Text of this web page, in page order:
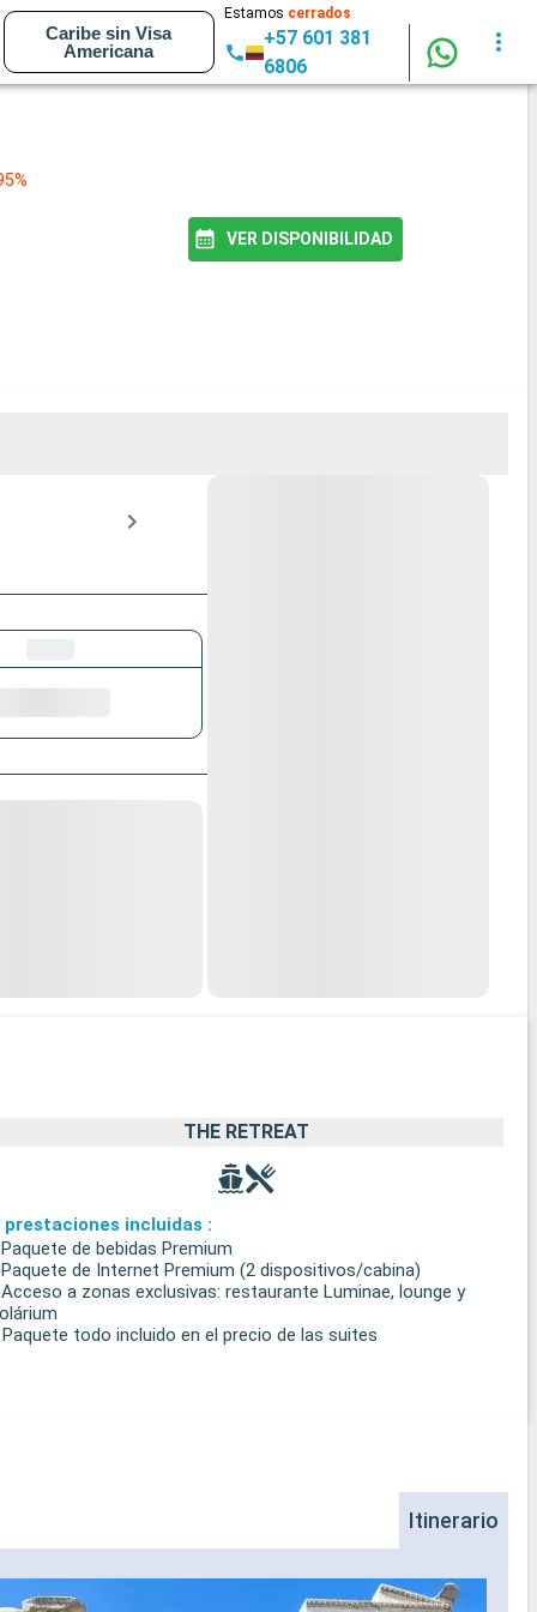
Caribe sin Visa
Americana
Estamos cerrados
+57 601 381
6806
VER DISPONIBILIDAD
THE RETREAT
prestaciones incluidas :
de bebidas Premium
de Internet Premium (2 dispositivos/cabina)
a zonas exclusivas: restaurante Luminae, lounge y
todo incluido en el precio de las suites
Itinerario